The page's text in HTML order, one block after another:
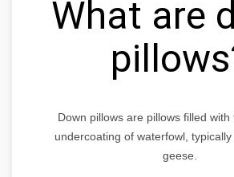
What are
Down pillows are pillows filled
undercoating of waterfowl,
geese.